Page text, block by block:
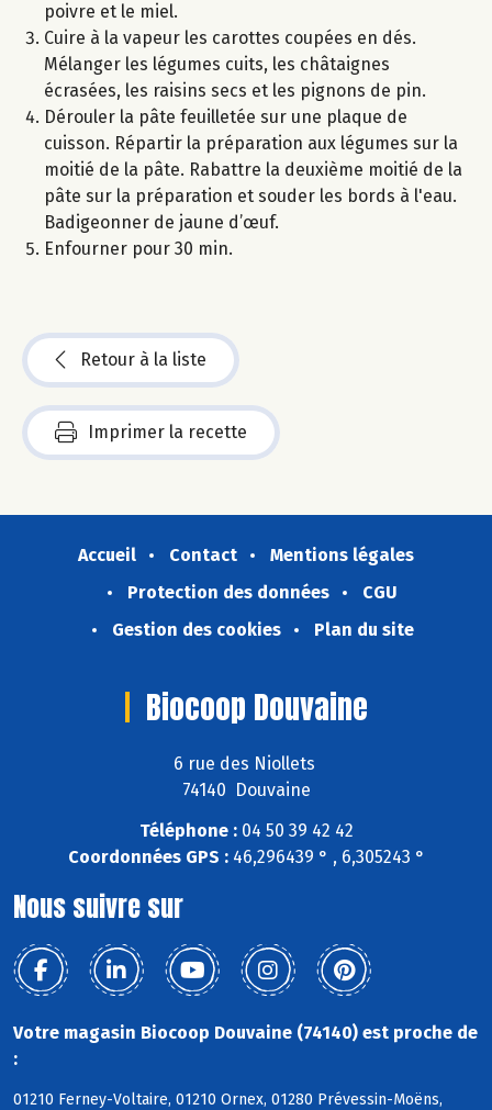
poivre et le miel.
Cuire à la vapeur les carottes coupées en dés.
Mélanger les légumes cuits, les châtaignes
écrasées, les raisins secs et les pignons de pin.
Dérouler la pâte feuilletée sur une plaque de
cuisson. Répartir la préparation aux légumes sur la
moitié de la pâte. Rabattre la deuxième moitié de la
pâte sur la préparation et souder les bords à l'eau.
Badigeonner de jaune d’œuf.
Enfourner pour 30 min.
Retour à la liste
Imprimer la recette
Accueil Contact
Mentions légales
Protection des données
CGU
Gestion des cookies
Plan du site
Biocoop Douvaine
6 rue des Niollets
74140 Douvaine
Téléphone :04 50 39 42 42
Coordonnées GPS :46,296439 ° , 6,305243 °
Nous suivre sur
Votre magasin Biocoop Douvaine (74140) est proche de
:
01210 Ferney-Voltaire, 01210 Ornex, 01280 Prévessin-Moëns,